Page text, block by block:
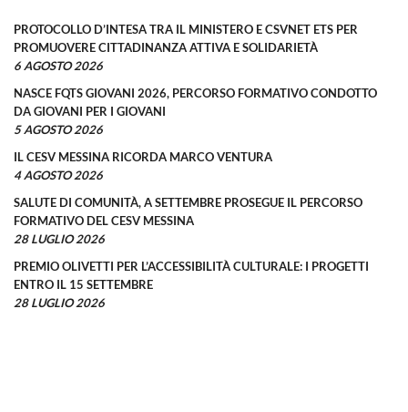
PROTOCOLLO D’INTESA TRA IL MINISTERO E CSVNET ETS PER
PROMUOVERE CITTADINANZA ATTIVA E SOLIDARIETÀ
6 AGOSTO 2026
NASCE FQTS GIOVANI 2026, PERCORSO FORMATIVO CONDOTTO
DA GIOVANI PER I GIOVANI
5 AGOSTO 2026
IL CESV MESSINA RICORDA MARCO VENTURA
4 AGOSTO 2026
SALUTE DI COMUNITÀ, A SETTEMBRE PROSEGUE IL PERCORSO
FORMATIVO DEL CESV MESSINA
28 LUGLIO 2026
PREMIO OLIVETTI PER L’ACCESSIBILITÀ CULTURALE: I PROGETTI
ENTRO IL 15 SETTEMBRE
28 LUGLIO 2026